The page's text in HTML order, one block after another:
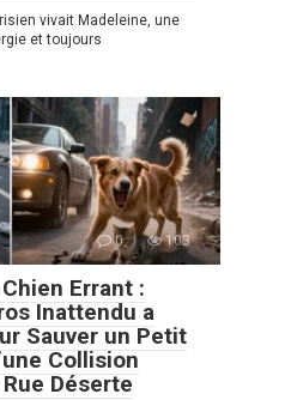
vivait Madeleine, une
et toujours
0 103
Errant :
Inattendu a
Sauver un Petit
Collision
Déserte